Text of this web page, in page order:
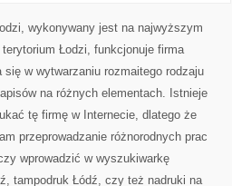
BOGATY
ZAKRES
wykonywany jest na najwyższym
Łodzi, funkcjonuje firma
się w wytwarzaniu rozmaitego rodzaju
na różnych elementach. Istnieje
tę firmę w Internecie, dlatego że
przeprowadzanie różnorodnych prac
wprowadzić w wyszukiwarkę
tampodruk Łódź, czy też nadruki na